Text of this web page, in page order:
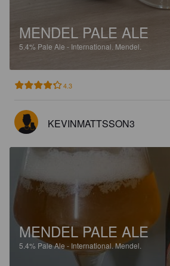
MENDEL PALE ALE
5.4% Pale Ale - International. Mendel.
4.3
KEVINMATTSSON3
MENDEL PALE ALE
5.4% Pale Ale - International.Mendel.